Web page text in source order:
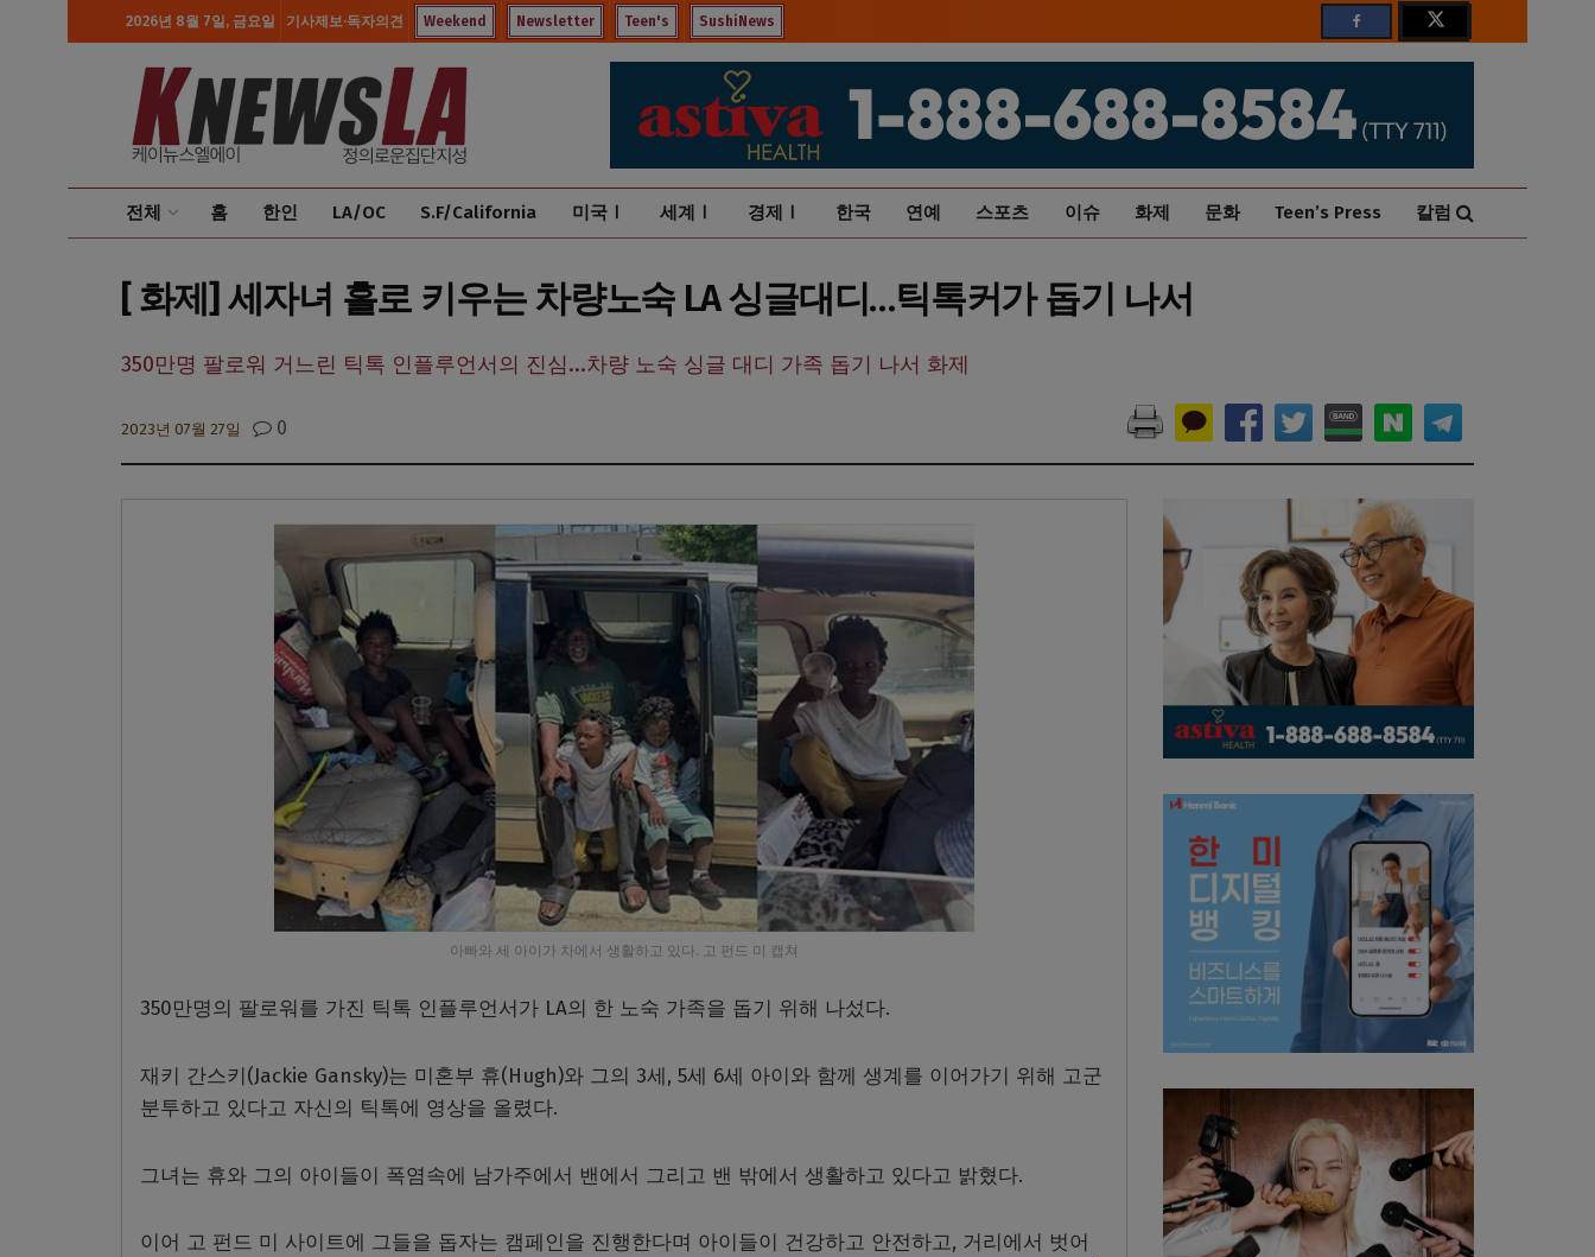
2026년 8월 7일, 금요일 기사제보·독자의견 Weekend Newsletter Teen's SushiNews
전체 홈 한인 LA/OC S.F/California 미국Ⅰ 세계Ⅰ 경제Ⅰ 한국 연예 스포츠 이슈 화제 문화 Teen’s Press 칼럼
[ 화제] 세자녀 홀로 키우는 차량노숙 LA 싱글대디…틱톡커가 돕기 나서
350만명 팔로워 거느린 틱톡 인플루언서의 진심...차량 노숙 싱글 대디 가족 돕기 나서 화제
2023년 07월 27일 0
아빠와 세 아이가 차에서 생활하고 있다. 고 펀드 미 캡쳐
350만명의 팔로워를 가진 틱톡 인플루언서가 LA의 한 노숙 가족을 돕기 위해 나섰다.
재키 간스키(Jackie Gansky)는 미혼부 휴(Hugh)와 그의 3세 , 5세 6세 아이와 함께 생계를 이어가기 위해 고군
분투하고 있다고 자신의 틱톡에 영상을 올렸다.
그녀는 휴와 그의 아이들이 폭염속에 남가주에서 밴에서 그리고 밴 밖에서 생활하고 있다고 밝혔다.
이어 고 펀드 미 사이트에 그들을 돕자는 캠페인을 진행한다며 아이들이 건강하고 안전하고, 거리에서 벗어